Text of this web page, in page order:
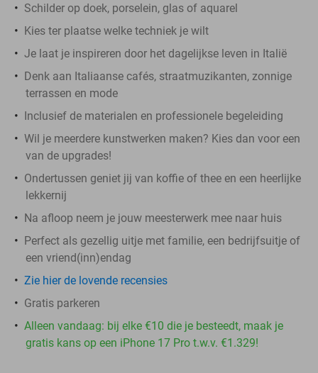
Schilder op doek, porselein, glas of aquarel
Kies ter plaatse welke techniek je wilt
Je laat je inspireren door het dagelijkse leven in Italië
Denk aan Italiaanse cafés, straatmuzikanten, zonnige
terrassen en mode
Inclusief de materialen en professionele begeleiding
Wil je meerdere kunstwerken maken? Kies dan voor een
van de upgrades!
Ondertussen geniet jij van koffie of thee en een heerlijke
lekkernij
Na afloop neem je jouw meesterwerk mee naar huis
Perfect als gezellig uitje met familie, een bedrijfsuitje of
een vriend(inn)endag
Zie hier de lovende recensies
Gratis parkeren
Alleen vandaag: bij elke €10 die je besteedt, maak je
gratis kans op een iPhone 17 Pro t.w.v. €1.329!